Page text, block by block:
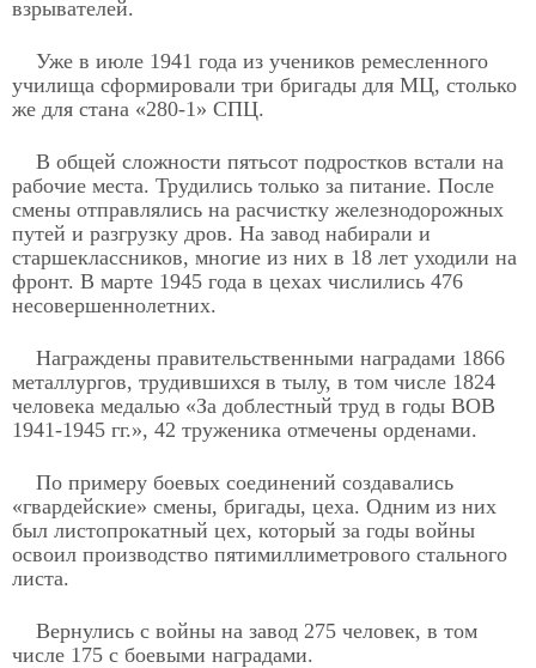
взрывателей.
Уже в июле 1941 года из учеников ремесленного
училища сформировали три бригады для МЦ, столько
же для стана «280-1» СПЦ.
В общей сложности пятьсот подростков встали на
рабочие места. Трудились только за питание. После
смены отправлялись на расчистку железнодорожных
путей и разгрузку дров. На завод набирали и
старшеклассников, многие из них в 18 лет уходили на
фронт. В марте 1945 года в цехах числились 476
несовершеннолетних.
Награждены правительственными наградами 1866
металлургов, трудившихся в тылу, в том числе 1824
человека медалью «За доблестный труд в годы ВОВ
1941-1945 гг.», 42 труженика отмечены орденами.
По примеру боевых соединений создавались
«гвардейские» смены, бригады, цеха. Одним из них
был листопрокатный цех, который за годы войны
освоил производство пятимиллиметрового стального
листа.
Вернулись с войны на завод 275 человек, в том
числе 175 с боевыми наградами.